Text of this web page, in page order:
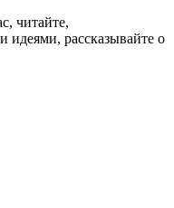
читайте,
идеями, рассказывайте о